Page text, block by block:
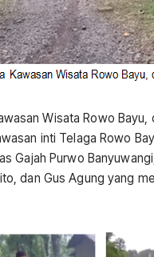
Wisata Rowo Bayu,
inti Telaga Rowo
Gajah Purwo
dan Gus Agung yang